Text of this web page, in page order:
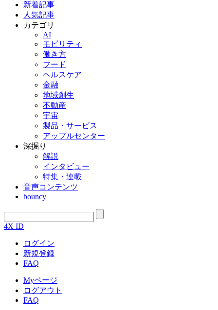
新着記事
人気記事
カテゴリ
AI
モビリティ
働き方
フード
ヘルスケア
金融
地域創生
不動産
宇宙
製品・サービス
アップルセンター
深掘り
解説
インタビュー
特集・連載
音声コンテンツ
bouncy
4X ID
ログイン
新規登録
FAQ
Myページ
ログアウト
FAQ